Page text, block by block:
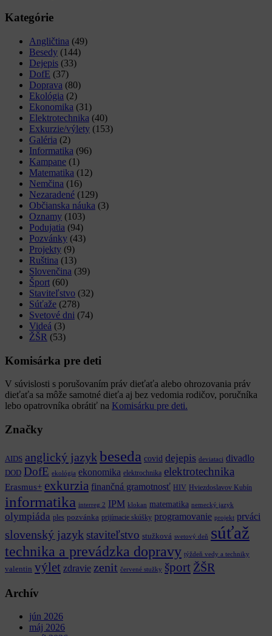
Kategórie
Angličtina (49)
Besedy (144)
Dejepis (33)
DofE (37)
Doprava (80)
Ekológia (2)
Ekonomika (31)
Elektrotechnika (40)
Exkurzie/výlety (153)
Galéria (2)
Informatika (96)
Kampane (1)
Matematika (12)
Nemčina (16)
Nezaradené (129)
Občianska náuka (3)
Oznamy (103)
Podujatia (94)
Pozvánky (43)
Projekty (9)
Ruština (13)
Slovenčina (39)
Šport (60)
Staviteľstvo (32)
Súťaže (278)
Svetové dni (74)
Videá (3)
ŽŠR (53)
Komisárka pre deti
V súvislosti s porušovaním práv dieťaťa alebo ohrozovania práv
dieťaťa sa môže samotné dieťa aj bez vedomia rodičov, poručníka
lebo opatrovníka obrátiť na Komisárku pre deti.
Značky
AIDS anglický jazyk beseda covid dejepis deviataci divadlo
DOD DofE ekológia ekonomika elektrochnika elektrotechnika
Erasmus+ exkurzia finančná gramotnosť HIV Hviezdoslavov Kubín
informatika interreg 2 IPM klokan matematika nemecký jazyk
olympiáda ples pozvánka prijímacie skúšky programovanie projekt prváci
slovenský jazyk staviteľstvo stužková svetový deň súťaž
technika a prevádzka dopravy týždeň vedy a techniky
valentin výlet zdravie zenit červené stužky šport ŽŠR
Archív
jún 2026
máj 2026